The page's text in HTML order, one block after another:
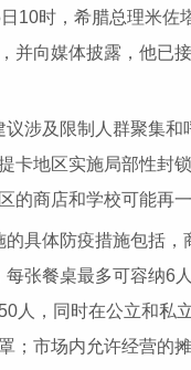
时，希腊总理米佐
并向媒体披露，他已
及限制人群聚集和
卡地区实施局部性封
的商店和学校可能再一
体防疫措施包括，
张餐桌最多可容纳6
人，同时在公立和私
；市场内允许经营的